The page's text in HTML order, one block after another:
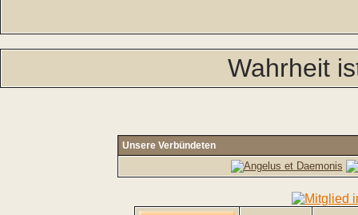
Wahrheit
Unsere Verbündeten